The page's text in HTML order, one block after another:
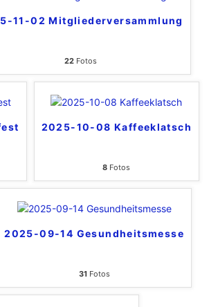
11-02 Mitgliederversammlung
22Fotos
2025-10-08 Kaffeeklatsch
8 Fotos
2025-09-14 Gesundheitsmesse
31Fotos